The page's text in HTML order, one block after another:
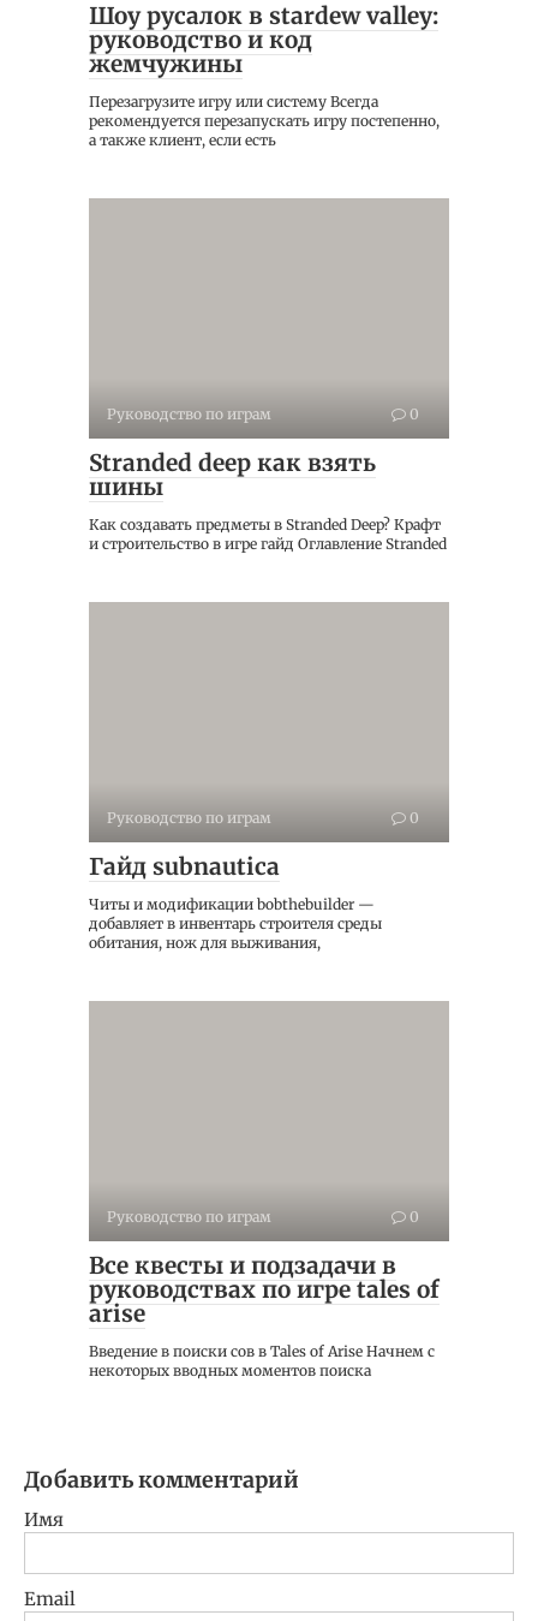
Шоу русалок в stardew valley:
руководство и код
жемчужины
Перезагрузите игру или систему Всегда
рекомендуется перезапускать игру постепенно,
а также клиент, если есть
Руководство по играм 0
Stranded deep как взять
шины
Как создавать предметы в Stranded Deep? Крафт
и строительство в игре гайд Оглавление Stranded
Руководство по играм 0
Гайд subnautica
Читы и модификации bobthebuilder —
добавляет в инвентарь строителя среды
обитания, нож для выживания,
Руководство по играм 0
Все квесты и подзадачи в
руководствах по игре tales of
arise
Введение в поиски сов в Tales of Arise Начнем с
некоторых вводных моментов поиска
Добавить комментарий
Имя
Email